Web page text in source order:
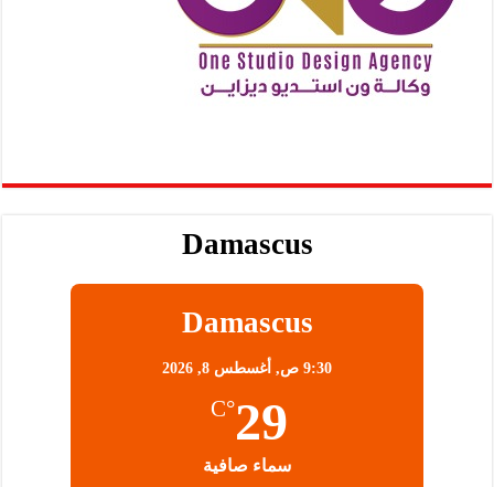
Damascus
Damascus
9:30 ص, أغسطس 8, 2026
29
°C
سماء صافية